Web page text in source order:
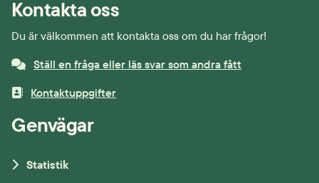
Kontakta oss
Du är välkommen att kontakta oss om du har frågor!
Ställ en fråga eller läs svar som andra fått
Kontaktuppgifter
Genvägar
Statistik